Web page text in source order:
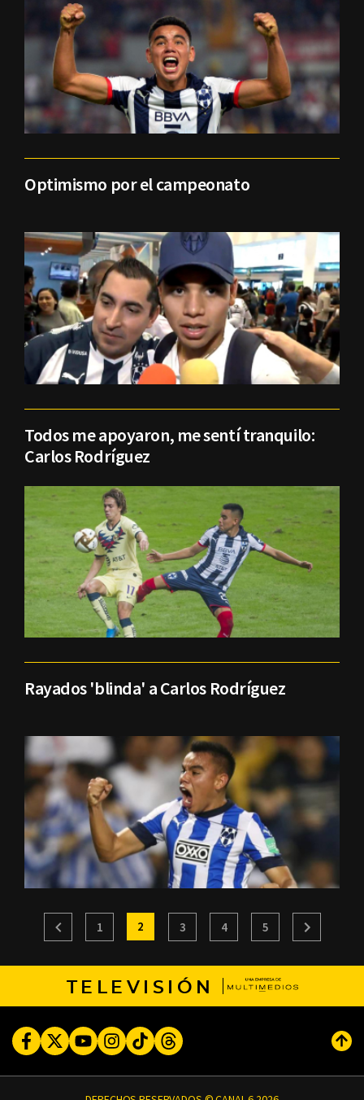
Optimismo por el campeonato
Todos me apoyaron, me sentí tranquilo:
Carlos Rodríguez
Rayados 'blinda' a Carlos Rodríguez
1 2 3 4 5
TELEVISIÓN
FacebookTwitterYoutubeInstagram
TikTokThreads